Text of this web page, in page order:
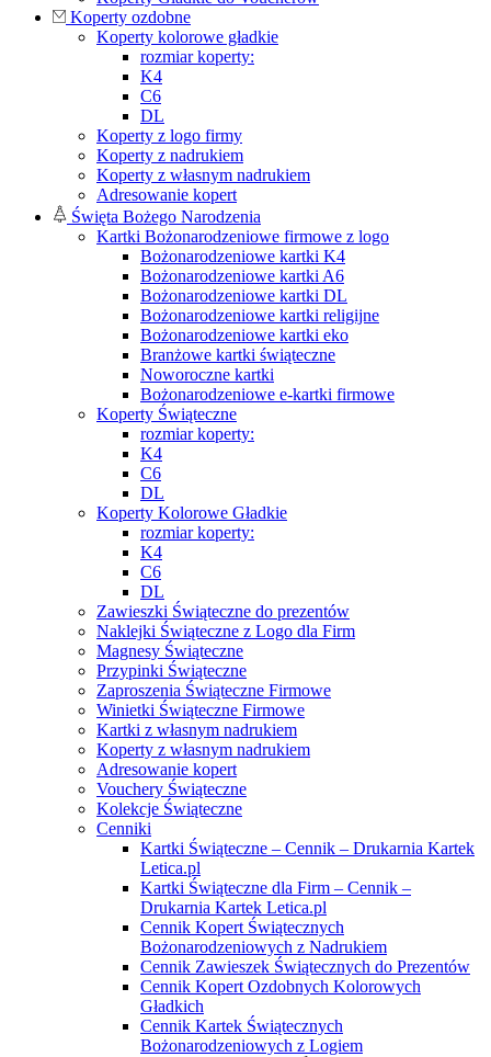
Koperty ozdobne
Koperty kolorowe gładkie
rozmiar koperty:
K4
C6
DL
Koperty z logo firmy
Koperty z nadrukiem
Koperty z własnym nadrukiem
Adresowanie kopert
Święta Bożego Narodzenia
Kartki Bożonarodzeniowe firmowe z logo
Bożonarodzeniowe kartki K4
Bożonarodzeniowe kartki A6
Bożonarodzeniowe kartki DL
Bożonarodzeniowe kartki religijne
Bożonarodzeniowe kartki eko
Branżowe kartki świąteczne
Noworoczne kartki
Bożonarodzeniowe e-kartki firmowe
Koperty Świąteczne
rozmiar koperty:
K4
C6
DL
Koperty Kolorowe Gładkie
rozmiar koperty:
K4
C6
DL
Zawieszki Świąteczne do prezentów
Naklejki Świąteczne z Logo dla Firm
Magnesy Świąteczne
Przypinki Świąteczne
Zaproszenia Świąteczne Firmowe
Winietki Świąteczne Firmowe
Kartki z własnym nadrukiem
Koperty z własnym nadrukiem
Adresowanie kopert
Vouchery Świąteczne
Kolekcje Świąteczne
Cenniki
Kartki Świąteczne – Cennik – Drukarnia Kartek
Letica.pl
Kartki Świąteczne dla Firm – Cennik –
Drukarnia Kartek Letica.pl
Cennik Kopert Świątecznych
Bożonarodzeniowych z Nadrukiem
Cennik Zawieszek Świątecznych do Prezentów
Cennik Kopert Ozdobnych Kolorowych
Gładkich
Cennik Kartek Świątecznych
Bożonarodzeniowych z Logiem